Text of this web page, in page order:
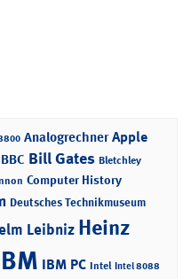
Analogrechner Apple
BBC Bill Gates Bletchley
Computer History
Deutsches Technikmuseum
Leibniz Heinz
IBM PC Intel Intel 8088